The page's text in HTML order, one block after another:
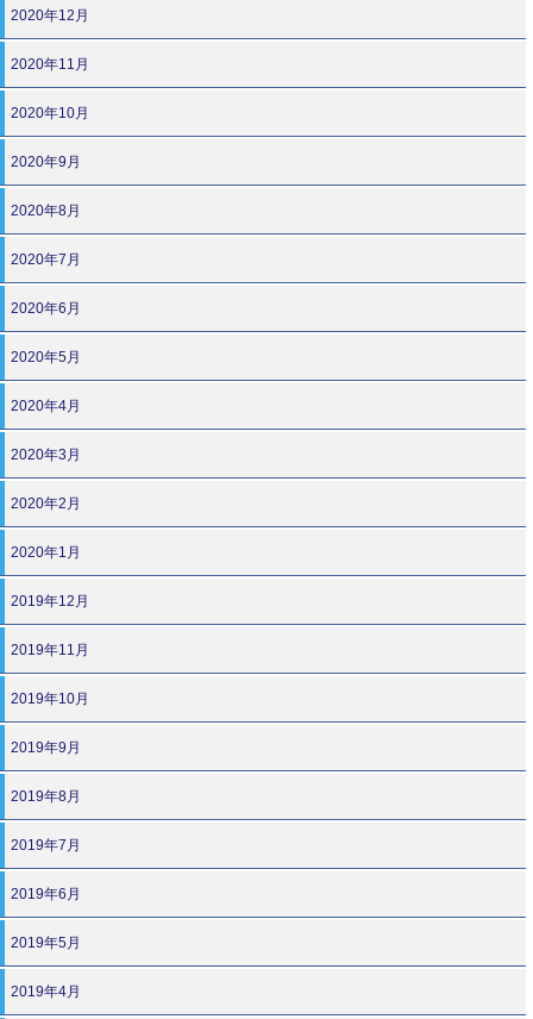
2020年12月
2020年11月
2020年10月
2020年9月
2020年8月
2020年7月
2020年6月
2020年5月
2020年4月
2020年3月
2020年2月
2020年1月
2019年12月
2019年11月
2019年10月
2019年9月
2019年8月
2019年7月
2019年6月
2019年5月
2019年4月